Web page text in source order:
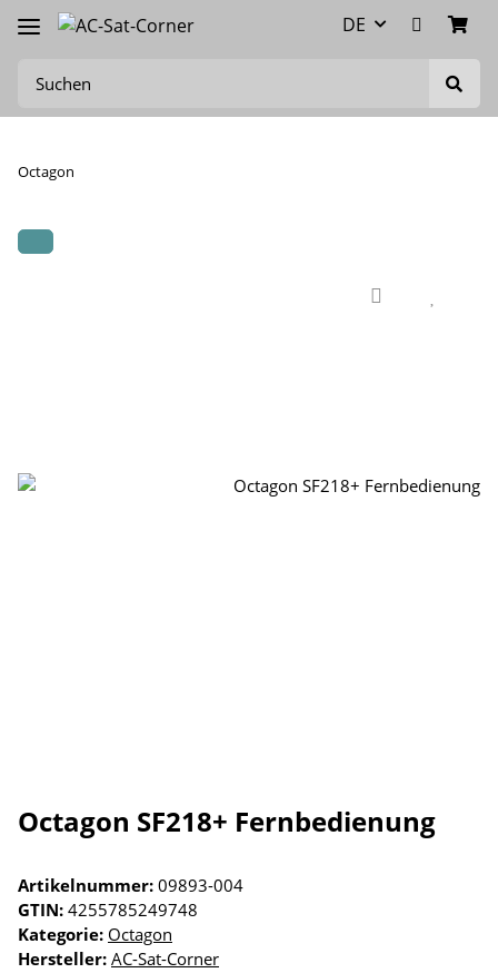
DE
Octagon
Octagon SF218+ Fernbedienung
Artikelnummer: 09893-004
GTIN: 4255785249748
Kategorie: Octagon
Hersteller: AC-Sat-Corner